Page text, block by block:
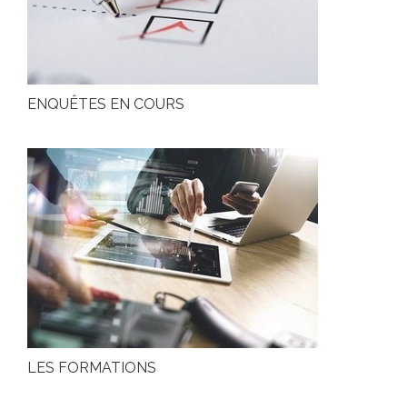
ENQUÊTES EN COURS
LES FORMATIONS